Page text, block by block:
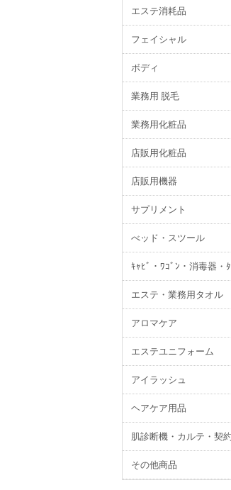
エステ消耗品
フェイシャル
ボディ
業務用 脱毛
業務用化粧品
店販用化粧品
店販用機器
サプリメント
べッド・スツール
ｷｬﾋﾞ・ﾜｺﾞﾝ・消毒器・
エステ・業務用タオル
アロマケア
エステユニフォーム
アイラッシュ
ヘアケア用品
肌診断機・カルテ・契
その他商品